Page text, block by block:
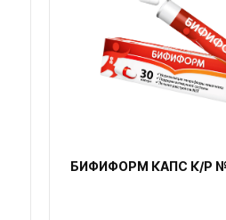
БИФИФОРМ КАПС К/Р